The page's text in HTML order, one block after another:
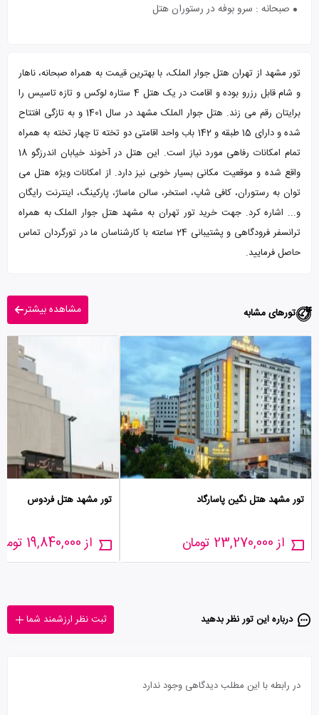
صبحانه : سرو بوفه در رستوران هتل
تور مشهد از تهران هتل جوار الملک، با بهترین قیمت به همراه صبحانه، ناهار
و شام قابل رزرو بوده و اقامت در یک هتل 4 ستاره لوکس و تازه تاسیس را
برایتان رقم می زند. هتل جوار الملک مشهد در سال 1401 و به تازگی افتتاح
شده و دارای 15 طبقه و 142 باب واحد اقامتی دو تخته تا چهار تخته به همراه
تمام امکانات رفاهی مورد نیاز است. این هتل در آخوند خیابان اندرزگو 18
واقع شده و موقعیت مکانی بسیار خوبی نیز دارد. از امکانات ویژه هتل می
توان به رستوران، کافی شاپ، استخر، سالن ماساژ، پارکینگ، اینترنت رایگان
و... اشاره کرد. جهت خرید تور تهران به مشهد هتل جوار الملک به همراه
ترانسفر فرودگاهی و پشتیبانی 24 ساعته با کارشناسان ما در تورگردان تماس
حاصل فرمایید.
تورهای مشابه مشاهده بیشتر
تور مشهد هتل نگین پاسارگاد
از 23,270,000 تومان
تور مشهد هتل فردوس
از 19,840,000 تومان
درباره این تور‌ نظر بدهید ثبت نظر ارزشمند شما
در رابطه با این مطلب دیدگاهی وجود ندارد